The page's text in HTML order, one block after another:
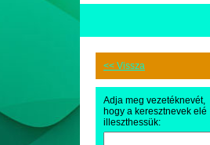
<< Vissza
Adja meg vezetéknevét,
hogy a keresztnevek elé
illeszthessük: